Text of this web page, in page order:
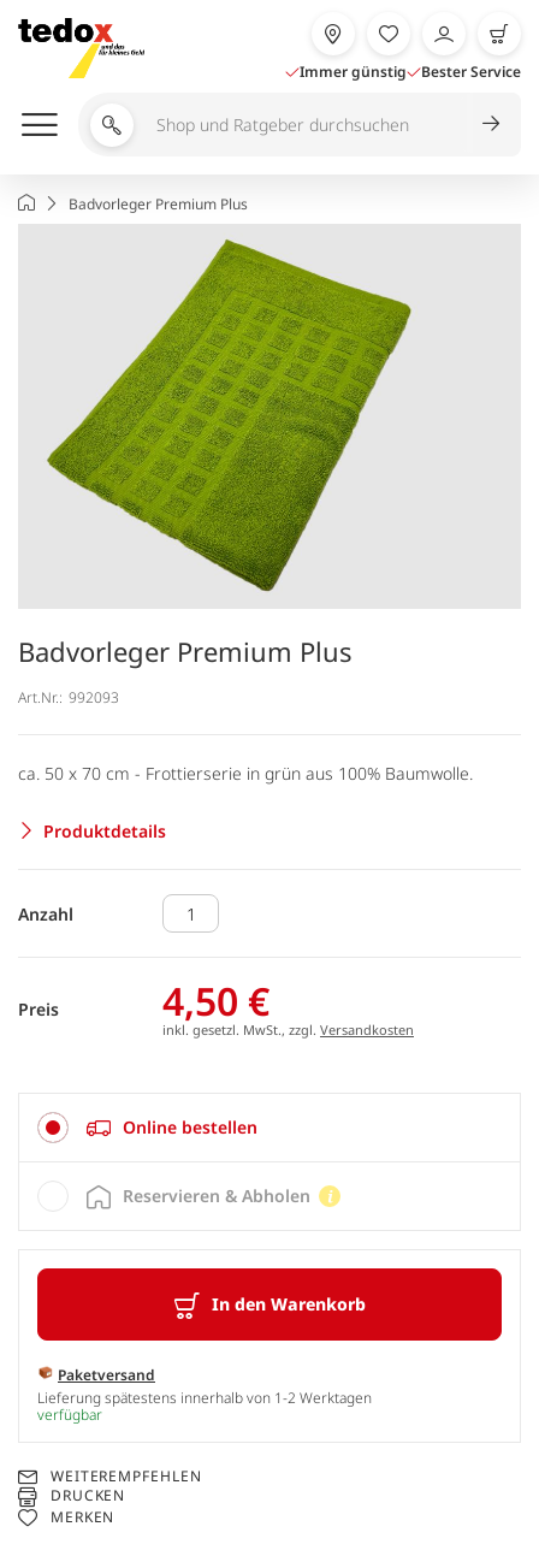
Inhalt
springen
Immer günstig Bester Service
Shop
durchsuchen
StartseiteBadvorleger Premium Plus
Badvorleger Premium Plus
Art.Nr.: 992093
ca. 50 x 70 cm - Frottierserie in grün aus 100% Baumwolle.
Produktdetails
Anzahl
Preis 4,50 €
inkl. gesetzl. MwSt., zzgl. Versandkosten
Online bestellen
In den Warenkorb
Paketversand
Lieferung spätestens innerhalb von 1-2 Werktagen
verfügbar
Reservieren & Abholen
WEITEREMPFEHLEN
DRUCKEN
MERKEN